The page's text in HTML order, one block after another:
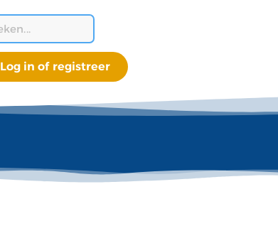
Log in of registreer